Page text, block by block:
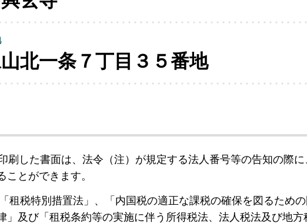
北一条７丁目３５番地
刷した書面は、法令（注）が規定する法人番号等の告知の際
ことができます。
租税特別措置法」、「内国税の適正な課税の確保を図るため
」及び「租税条約等の実施に伴う所得税法、法人税法及び地方